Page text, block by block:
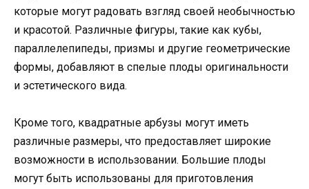
которые могут радовать взгляд своей необычностью
и красотой. Различные фигуры, такие как кубы,
параллелепипеды, призмы и другие геометрические
формы, добавляют в спелые плоды оригинальности
и эстетического вида.
Кроме того, квадратные арбузы могут иметь
различные размеры, что предоставляет широкие
возможности в использовании. Большие плоды
могут быть использованы для приготовления